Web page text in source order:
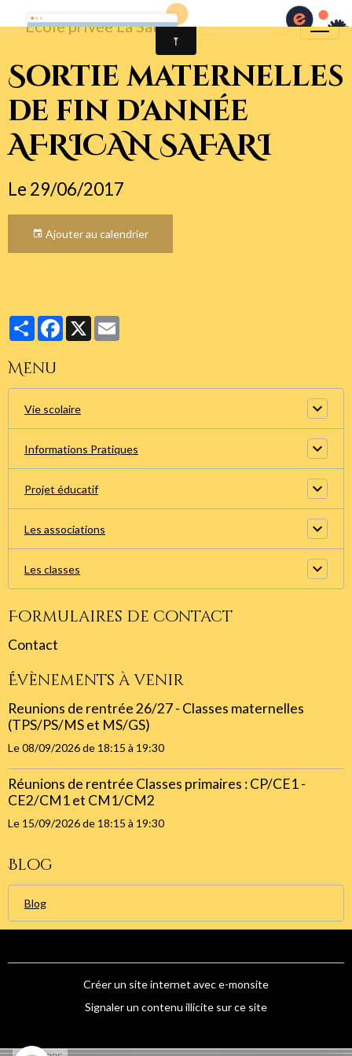
Sortie maternelles
de fin d'année
AFRICAN SAFARI
Le 29/06/2017
Ajouter au calendrier
PartagerFacebook
X
Menu
Vie scolaire
Informations Pratiques
Projet éducatif
Les associations
Les classes
Formulaires de contact
Contact
Évènements à venir
Reunions de rentrée 26/27 - Classes maternelles
(TPS/PS/MS et MS/GS)
Le 08/09/2026de 18:15 à 19:30
Réunions de rentrée Classes primaires : CP/CE1 -
CE2/CM1 et CM1/CM2
Le 15/09/2026de 18:15 à 19:30
Blog
Blog
Créer un site internet avec e-monsite
Signaler un contenu illicite sur ce site